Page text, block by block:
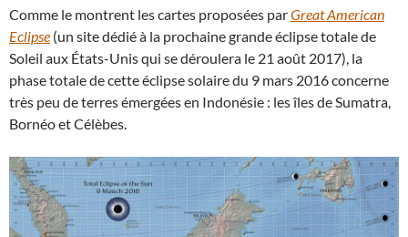
Comme le montrent les cartes proposées parGreat American
Eclipse (un site dédié à la prochaine grande éclipse totale de
Soleil aux États-Unis qui se déroulera le 21 août 2017), la
phase totale de cette éclipse solaire du 9 mars 2016 concerne
très peu de terres émergées en Indonésie : les îles de Sumatra,
Bornéo et Célèbes.